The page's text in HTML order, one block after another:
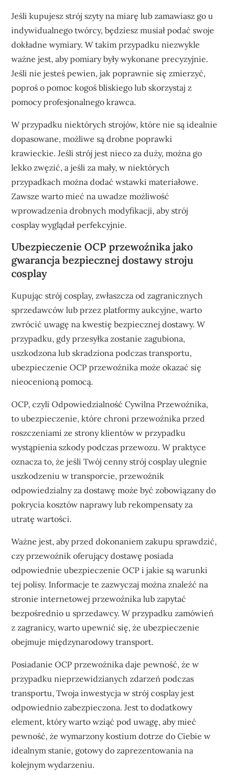
Jeśli kupujesz strój szyty na miarę lub zamawiasz go u
indywidualnego twórcy, będziesz musiał podać swoje
dokładne wymiary. W takim przypadku niezwykle
ważne jest, aby pomiary były wykonane precyzyjnie.
Jeśli nie jesteś pewien, jak poprawnie się zmierzyć,
poproś o pomoc kogoś bliskiego lub skorzystaj z
pomocy profesjonalnego krawca.
W przypadku niektórych strojów, które nie są idealnie
dopasowane, możliwe są drobne poprawki
krawieckie. Jeśli strój jest nieco za duży, można go
lekko zwęzić, a jeśli za mały, w niektórych
przypadkach można dodać wstawki materiałowe.
Zawsze warto mieć na uwadze możliwość
wprowadzenia drobnych modyfikacji, aby strój
cosplay wyglądał perfekcyjnie.
Ubezpieczenie OCP przewoźnika jako
gwarancja bezpiecznej dostawy stroju
cosplay
Kupując strój cosplay, zwłaszcza od zagranicznych
sprzedawców lub przez platformy aukcyjne, warto
zwrócić uwagę na kwestię bezpiecznej dostawy. W
przypadku, gdy przesyłka zostanie zagubiona,
uszkodzona lub skradziona podczas transportu,
ubezpieczenie OCP przewoźnika może okazać się
nieocenioną pomocą.
OCP, czyli Odpowiedzialność Cywilna Przewoźnika,
to ubezpieczenie, które chroni przewoźnika przed
roszczeniami ze strony klientów w przypadku
wystąpienia szkody podczas przewozu. W praktyce
oznacza to, że jeśli Twój cenny strój cosplay ulegnie
uszkodzeniu w transporcie, przewoźnik
odpowiedzialny za dostawę może być zobowiązany do
pokrycia kosztów naprawy lub rekompensaty za
utratę wartości.
Ważne jest, aby przed dokonaniem zakupu sprawdzić,
czy przewoźnik oferujący dostawę posiada
odpowiednie ubezpieczenie OCP i jakie są warunki
tej polisy. Informacje te zazwyczaj można znaleźć na
stronie internetowej przewoźnika lub zapytać
bezpośrednio u sprzedawcy. W przypadku zamówień
z zagranicy, warto upewnić się, że ubezpieczenie
obejmuje międzynarodowy transport.
Posiadanie OCP przewoźnika daje pewność, że w
przypadku nieprzewidzianych zdarzeń podczas
transportu, Twoja inwestycja w strój cosplay jest
odpowiednio zabezpieczona. Jest to dodatkowy
element, który warto wziąć pod uwagę, aby mieć
pewność, że wymarzony kostium dotrze do Ciebie w
idealnym stanie, gotowy do zaprezentowania na
kolejnym wydarzeniu.